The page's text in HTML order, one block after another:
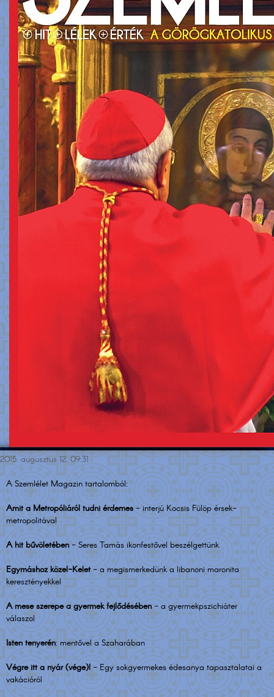
2015. augusztus 12. 09:31
A Szemlélet Magazin tartalomból:
Amit a Metropóliáról tudni érdemes- interjú Kocsis Fülöp érsek-
metropolitával
A hit bűvöletében- Seres Tamás ikonfestővel beszélgettünk
Egymáshoz közel-Kelet- a megismerkedünk a libanoni maronita
keresztényekkel
A mese szerepe a gyermek fejlődésében- a gyermekpszichiáter
válaszol
Isten tenyerén: mentővel a Szaharában
Végre itt a nyár (vége)!- Egy sokgyermekes édesanya tapasztalatai a
vakációról